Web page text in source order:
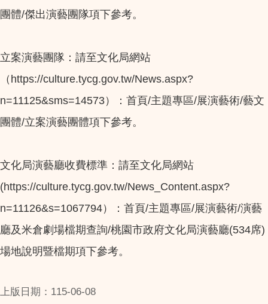
團體/傑出演藝團隊項下參考。
立案演藝團隊：請至文化局網站
（https://culture.tycg.gov.tw/News.aspx?
n=11125&sms=14573）：首頁/主題專區/展演藝術/藝文
團體/立案演藝團體項下參考。
文化局演藝廳收費標準：請至文化局網站
(https://culture.tycg.gov.tw/News_Content.aspx?
n=11126&s=1067794）：首頁/主題專區/展演藝術/演藝
廳及米倉劇場檔期查詢/桃園市政府文化局演藝廳(534席)
場地說明暨檔期項下參考。
上版日期：115-06-08